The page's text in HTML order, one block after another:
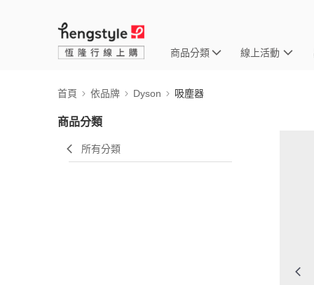
商品分類 線上活動
首頁 依品牌 Dyson 吸塵器
商品分類
所有分類